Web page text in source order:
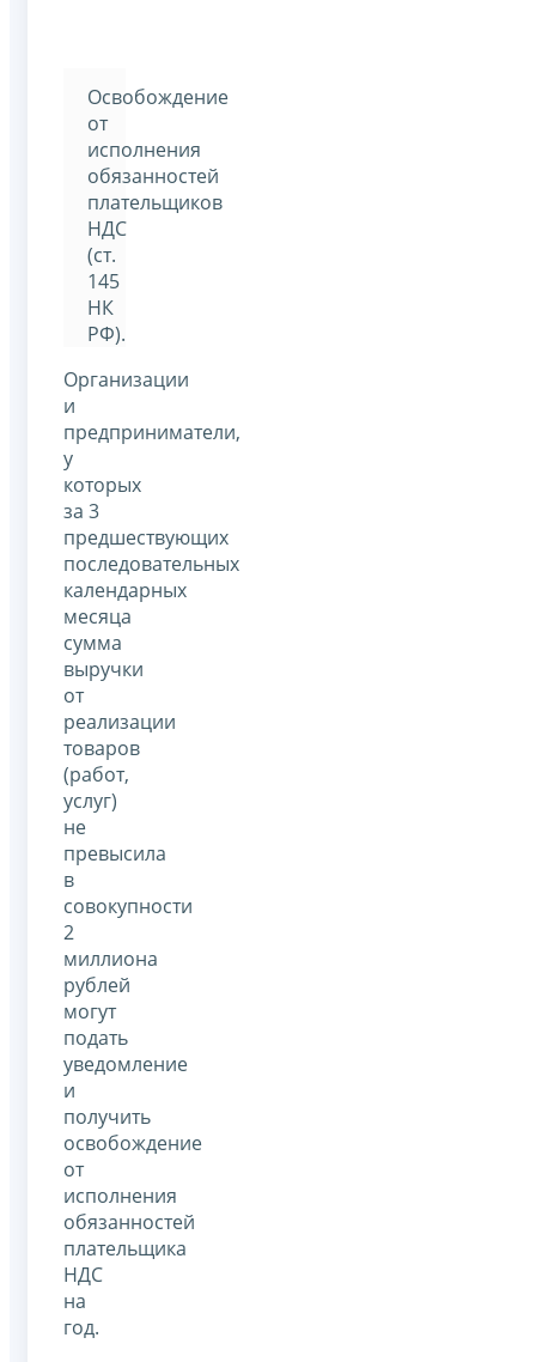
Освобождение
от
исполнения
обязанностей
плательщиков
НДС
(ст.
145
НК
РФ).
Организации
и
предприниматели,
у
которых
за 3
предшествующих
последовательных
календарных
месяца
сумма
выручки
от
реализации
товаров
(работ,
услуг)
не
превысила
в
совокупности
2
миллиона
рублей
могут
подать
уведомление
и
получить
освобождение
от
исполнения
обязанностей
плательщика
НДС
на
год.